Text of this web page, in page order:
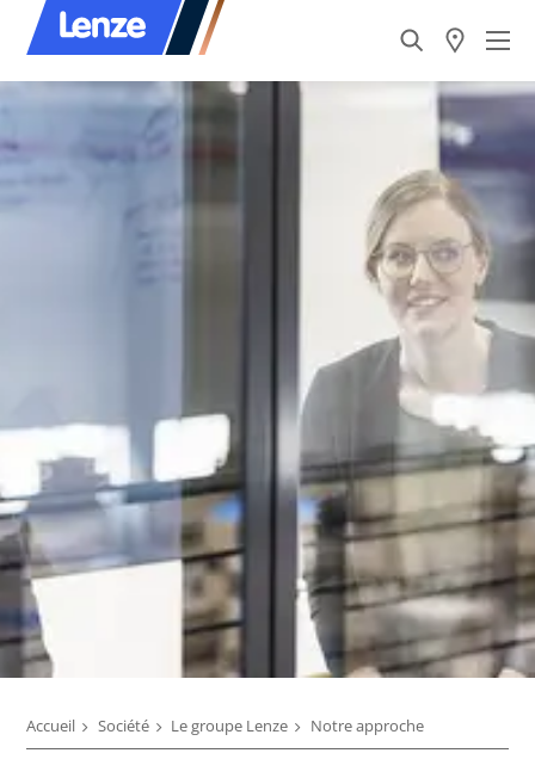
Accueil Société Le groupe Lenze Notre approche